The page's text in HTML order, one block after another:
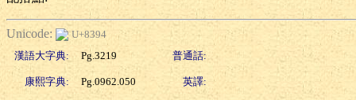
Unicode:
U+8394
漢語大字典:
Pg.3219 普通話:
康熙字典: Pg.0962.050 英譯: